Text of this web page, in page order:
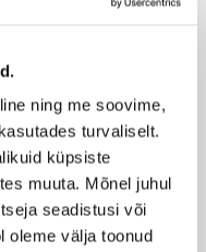
ning me soovime,
turvaliselt.
küpsiste
muuta. Mõnel juhul
seadistusi või
oleme välja toonud